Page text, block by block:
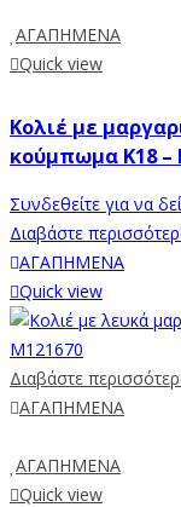
ΑΓΑΠΗΜΕΝΑ
Quick view
Κολιέ με
κούμπωμα K18 –
Συνδεθείτε για να
Διαβάστε
ΑΓΑΠΗΜΕΝΑ
Quick view
Διαβάστε
ΑΓΑΠΗΜΕΝΑ
ΑΓΑΠΗΜΕΝΑ
Quick view